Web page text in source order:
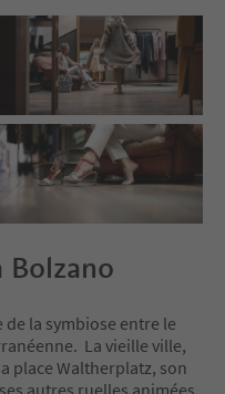
Bolzano
la symbiose entre le
La vieille ville,
place Waltherplatz, son
autres ruelles animées,